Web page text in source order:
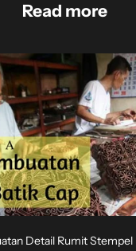
Read more
Detail Rumit Stempel